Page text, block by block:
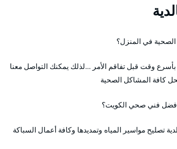
في المنزل؟
وقت قبل تفاقم الأمر …لذلك يمكنك التواصل معنا
كافة المشاكل الصحية
افضل فني صحي الكويت؟
تصليح مواسير المياه وتمديدها وكافة أعمال السباكة